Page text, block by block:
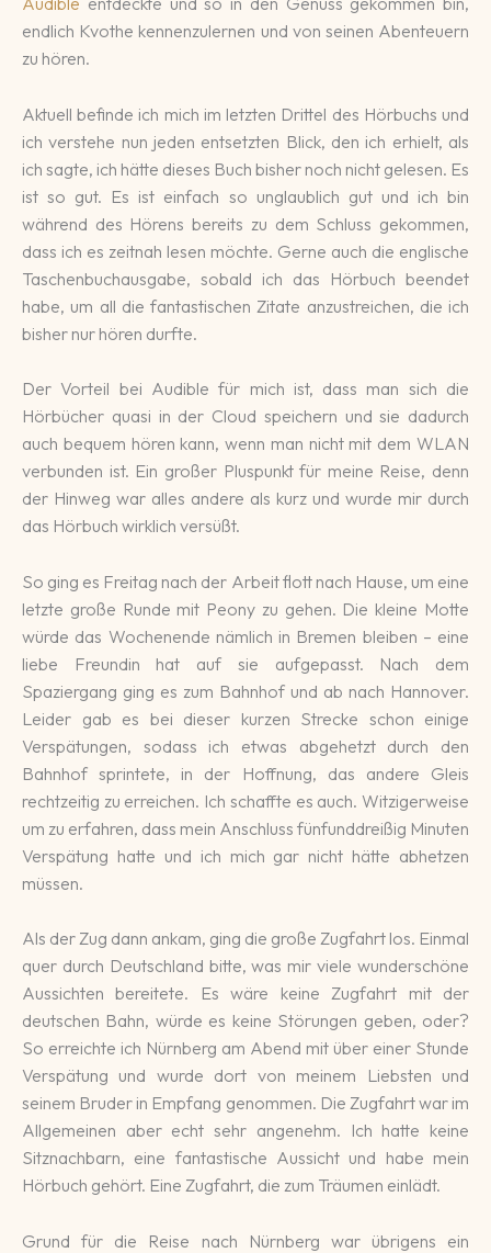
endlich Kvothe kennenzulernen und von seinen Abenteuern
zu hören.
Aktuell befinde ich mich im letzten Drittel des Hörbuchs und
ich verstehe nun jeden entsetzten Blick, den ich erhielt, als
ich sagte, ich hätte dieses Buch bisher noch nicht gelesen. Es
ist so gut. Es ist einfach so unglaublich gut und ich bin
während des Hörens bereits zu dem Schluss gekommen,
dass ich es zeitnah lesen möchte. Gerne auch die englische
Taschenbuchausgabe, sobald ich das Hörbuch beendet
habe, um all die fantastischen Zitate anzustreichen, die ich
bisher nur hören durfte.
Der Vorteil bei Audible für mich ist, dass man sich die
Hörbücher quasi in der Cloud speichern und sie dadurch
auch bequem hören kann, wenn man nicht mit dem WLAN
verbunden ist. Ein großer Pluspunkt für meine Reise, denn
der Hinweg war alles andere als kurz und wurde mir durch
das Hörbuch wirklich versüßt.
So ging es Freitag nach der Arbeit flott nach Hause, um eine
letzte große Runde mit Peony zu gehen. Die kleine Motte
würde das Wochenende nämlich in Bremen bleiben – eine
liebe Freundin hat auf sie aufgepasst. Nach dem
Spaziergang ging es zum Bahnhof und ab nach Hannover.
Leider gab es bei dieser kurzen Strecke schon einige
Verspätungen, sodass ich etwas abgehetzt durch den
Bahnhof sprintete, in der Hoffnung, das andere Gleis
rechtzeitig zu erreichen. Ich schaffte es auch. Witzigerweise
um zu erfahren, dass mein Anschluss fünfunddreißig Minuten
Verspätung hatte und ich mich gar nicht hätte abhetzen
müssen.
Als der Zug dann ankam, ging die große Zugfahrt los. Einmal
quer durch Deutschland bitte, was mir viele wunderschöne
Aussichten bereitete. Es wäre keine Zugfahrt mit der
deutschen Bahn, würde es keine Störungen geben, oder?
So erreichte ich Nürnberg am Abend mit über einer Stunde
Verspätung und wurde dort von meinem Liebsten und
seinem Bruder in Empfang genommen. Die Zugfahrt war im
Allgemeinen aber echt sehr angenehm. Ich hatte keine
Sitznachbarn, eine fantastische Aussicht und habe mein
Hörbuch gehört. Eine Zugfahrt, die zum Träumen einlädt.
Grund für die Reise nach Nürnberg war übrigens ein